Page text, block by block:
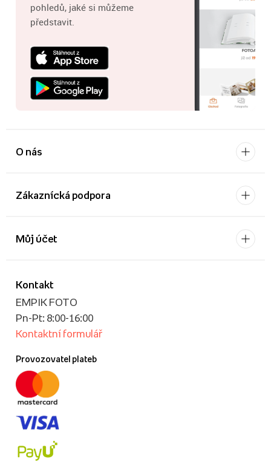
pohledů, jaké si můžeme
představit.
O nás
Zákaznícká podpora
Kontakt
EMPIK FOTO
Pn-Pt: 8:00-16:00
Kontaktní formulář
Provozovatel plateb
Můj účet